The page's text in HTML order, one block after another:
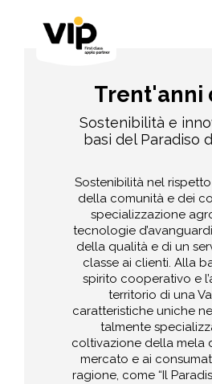
Trent'anni
Sostenibilità e
basi del Paradiso
Sostenibilità nel
della comunità e dei
specializzazione
tecnologie
della qualità e di un
classe ai clienti. Alla
spirito cooperativo e
territorio di una
caratteristiche uniche
talmente
coltivazione della mela
mercato e ai
ragione, come “Il